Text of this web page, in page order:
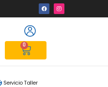
0
Servicio Taller